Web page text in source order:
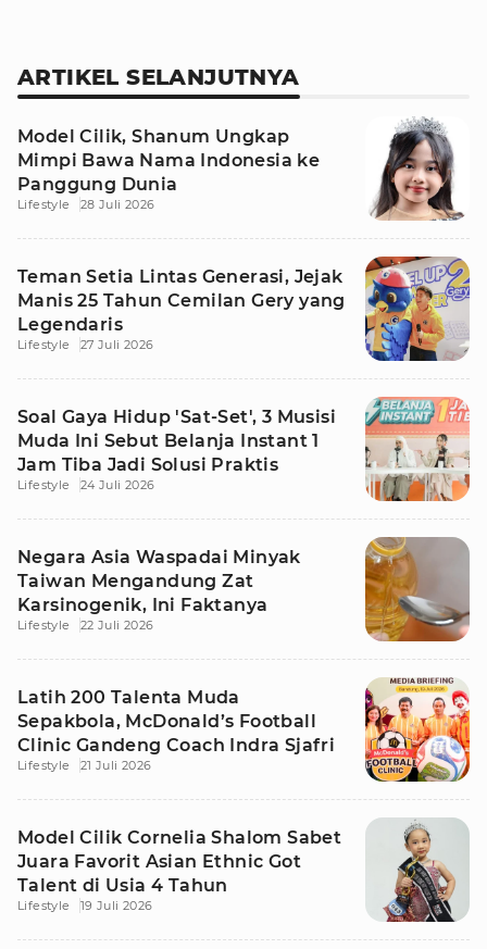
ARTIKEL SELANJUTNYA
Model Cilik, Shanum Ungkap
Mimpi Bawa Nama Indonesia ke
Panggung Dunia
Lifestyle 28 Juli 2026
Teman Setia Lintas Generasi, Jejak
Manis 25 Tahun Cemilan Gery yang
Legendaris
Lifestyle 27 Juli 2026
Soal Gaya Hidup 'Sat-Set', 3 Musisi
Muda Ini Sebut Belanja Instant 1
Jam Tiba Jadi Solusi Praktis
Lifestyle 24 Juli 2026
Negara Asia Waspadai Minyak
Taiwan Mengandung Zat
Karsinogenik, Ini Faktanya
Lifestyle 22 Juli 2026
Latih 200 Talenta Muda
Sepakbola, McDonald’s Football
Clinic Gandeng Coach Indra Sjafri
Lifestyle 21 Juli 2026
Model Cilik Cornelia Shalom Sabet
Juara Favorit Asian Ethnic Got
Talent di Usia 4 Tahun
Lifestyle 19 Juli 2026